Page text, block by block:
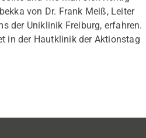
von Dr. Frank Meiß, Leiter
der Uniklinik Freiburg, erfahren.
in der Hautklinik der Aktionstag